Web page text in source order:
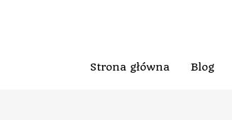
Strona główna Blog